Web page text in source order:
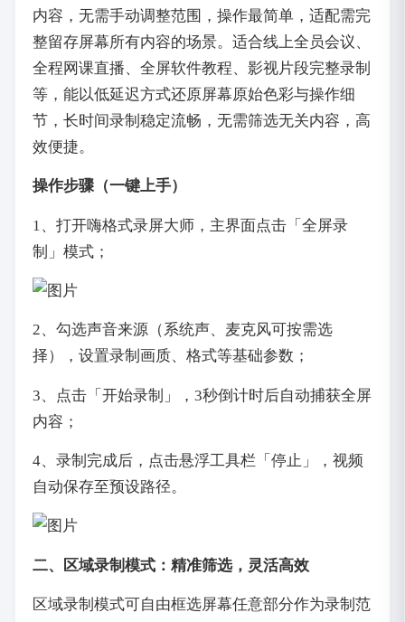
内容，无需手动调整范围，操作最简单，适配需完
整留存屏幕所有内容的场景。适合线上全员会议、
全程网课直播、全屏软件教程、影视片段完整录制
等，能以低延迟方式还原屏幕原始色彩与操作细
节，长时间录制稳定流畅，无需筛选无关内容，高
效便捷。
操作步骤（一键上手）
1、打开嗨格式录屏大师，主界面点击「全屏录
制」模式；
2、勾选声音来源（系统声、麦克风可按需选
择），设置录制画质、格式等基础参数；
3、点击「开始录制」，3秒倒计时后自动捕获全屏
内容；
4、录制完成后，点击悬浮工具栏「停止」，视频
自动保存至预设路径。
二、区域录制模式：精准筛选，灵活高效
区域录制模式可自由框选屏幕任意部分作为录制范